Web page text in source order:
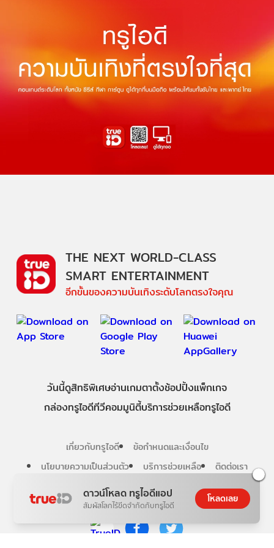
ดาวน์โหลด ทรูไอดีแอป
สัมผัสโลกไร้ขีดจำกัดกับทรูไอดี
โหลดเลย
Follow us
THE NEXT WORLD-CLASS
SMART ENTERTAINMENT
อีกขั้นของความบันเทิงระดับโลกตรงใจคุณ
วันนี้ดูสิทธิพิเศษอ่านเกมตาตั้งช้อปปิ้งแพ็กเกจ
กล่องทรูไอดีทีวีคอมมูนิตี้บริการช่วยเหลือทรูไอดี
เกี่ยวกับทรูไอดี
ข้อกำหนดและเงื่อนไข
นโยบายความเป็นส่วนตัว
บริการช่วยเหลือ ติดต่อเรา